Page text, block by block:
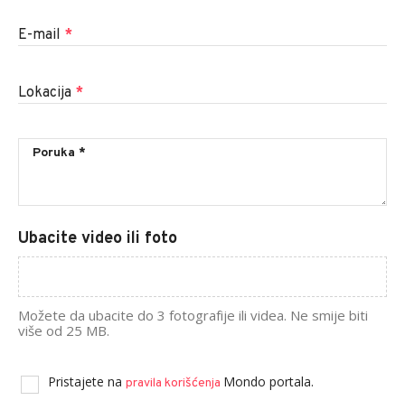
E-mail *
Lokacija *
Ubacite video ili foto
Možete da ubacite do 3 fotografije ili videa. Ne smije biti
više od 25 MB.
Pristajete na pravila korišćenja Mondo portala.